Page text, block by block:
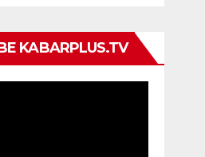
KABARPLUS.TV